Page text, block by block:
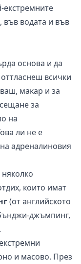
екстремните
във водата и във
основа и да
всички
макар и за
за
на
ли не е
адреналиновия
които имат
(от английското
джъмпинг,
и масово. През